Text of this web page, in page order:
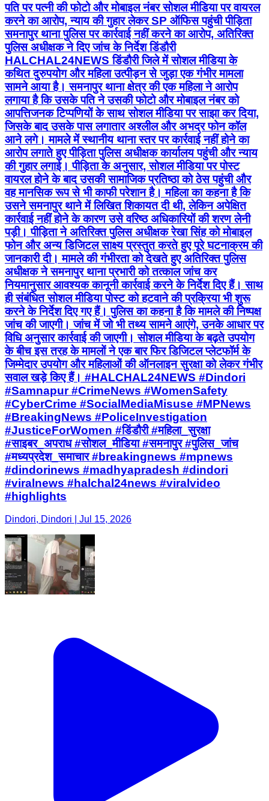
पति पर पत्नी की फोटो और मोबाइल नंबर सोशल मीडिया पर वायरल
करने का आरोप, न्याय की गुहार लेकर SP ऑफिस पहुंची पीड़िता
समनापुर थाना पुलिस पर कार्रवाई नहीं करने का आरोप, अतिरिक्त
पुलिस अधीक्षक ने दिए जांच के निर्देश डिंडौरी
HALCHAL24NEWS डिंडौरी जिले में सोशल मीडिया के
कथित दुरुपयोग और महिला उत्पीड़न से जुड़ा एक गंभीर मामला
सामने आया है। समनापुर थाना क्षेत्र की एक महिला ने आरोप
लगाया है कि उसके पति ने उसकी फोटो और मोबाइल नंबर को
आपत्तिजनक टिप्पणियों के साथ सोशल मीडिया पर साझा कर दिया,
जिसके बाद उसके पास लगातार अश्लील और अभद्र फोन कॉल
आने लगे। मामले में स्थानीय थाना स्तर पर कार्रवाई नहीं होने का
आरोप लगाते हुए पीड़िता पुलिस अधीक्षक कार्यालय पहुंची और न्याय
की गुहार लगाई। पीड़िता के अनुसार, सोशल मीडिया पर पोस्ट
वायरल होने के बाद उसकी सामाजिक प्रतिष्ठा को ठेस पहुंची और
वह मानसिक रूप से भी काफी परेशान है। महिला का कहना है कि
उसने समनापुर थाने में लिखित शिकायत दी थी, लेकिन अपेक्षित
कार्रवाई नहीं होने के कारण उसे वरिष्ठ अधिकारियों की शरण लेनी
पड़ी। पीड़िता ने अतिरिक्त पुलिस अधीक्षक रेखा सिंह को मोबाइल
फोन और अन्य डिजिटल साक्ष्य प्रस्तुत करते हुए पूरे घटनाक्रम की
जानकारी दी। मामले की गंभीरता को देखते हुए अतिरिक्त पुलिस
अधीक्षक ने समनापुर थाना प्रभारी को तत्काल जांच कर
नियमानुसार आवश्यक कानूनी कार्रवाई करने के निर्देश दिए हैं। साथ
ही संबंधित सोशल मीडिया पोस्ट को हटवाने की प्रक्रिया भी शुरू
करने के निर्देश दिए गए हैं। पुलिस का कहना है कि मामले की निष्पक्ष
जांच की जाएगी। जांच में जो भी तथ्य सामने आएंगे, उनके आधार पर
विधि अनुसार कार्रवाई की जाएगी। सोशल मीडिया के बढ़ते उपयोग
के बीच इस तरह के मामलों ने एक बार फिर डिजिटल प्लेटफॉर्म के
जिम्मेदार उपयोग और महिलाओं की ऑनलाइन सुरक्षा को लेकर गंभीर
सवाल खड़े किए हैं। #HALCHAL24NEWS #Dindori
#Samnapur #CrimeNews #WomenSafety
#CyberCrime #SocialMediaMisuse #MPNews
#BreakingNews #PoliceInvestigation
#JusticeForWomen #डिंडौरी #महिला_सुरक्षा
#साइबर_अपराध #सोशल_मीडिया #समनापुर #पुलिस_जांच
#मध्यप्रदेश_समाचार #breakingnews #mpnews
#dindorinews #madhyapradesh #dindori
#viralnews #halchal24news #viralvideo
#highlights
Dindori, Dindori | Jul 15, 2026